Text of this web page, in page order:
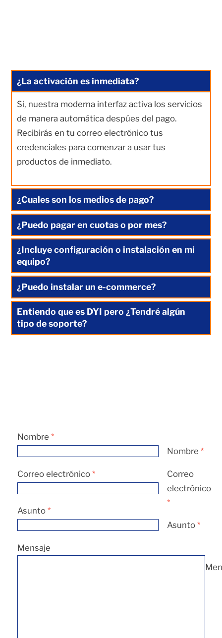
¿La activación es inmediata?
Si, nuestra moderna interfaz activa los servicios
de manera automática despúes del pago.
Recibirás en tu correo electrónico tus
credenciales para comenzar a usar tus
productos de inmediato.
¿Cuales son los medios de pago?
¿Puedo pagar en cuotas o por mes?
¿Incluye configuración o instalación en mi
equipo?
¿Puedo instalar un e-commerce?
Entiendo que es DYI pero ¿Tendré algún
tipo de soporte?
Nombre *
Nombre *
Correo electrónico *
Correo
electrónico
*
Asunto *
Asunto *
Mensaje